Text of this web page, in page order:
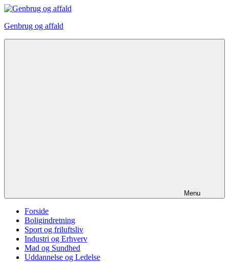
Videre
indhold
Genbrug og affald
Menu
Forside
Boligindretning
Sport og friluftsliv
Industri og Erhverv
Mad og Sundhed
Uddannelse og Ledelse